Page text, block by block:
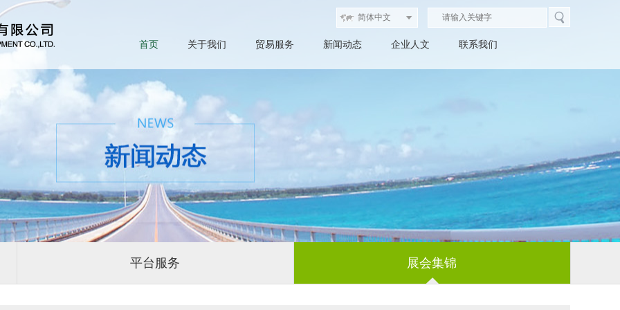
首页 关于我们 贸易服务 新闻动态 企业人文 联系我们
平台服务 展会集锦